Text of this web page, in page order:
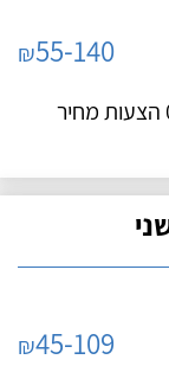
₪55-140
₪45-109